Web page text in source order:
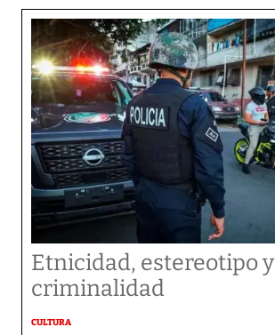
Etnicidad, estereotipo y
criminalidad
CULTURA